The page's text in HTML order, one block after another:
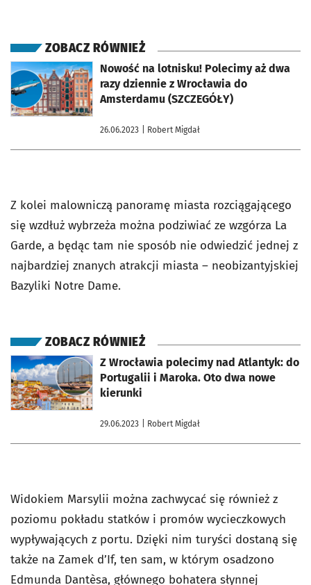
ZOBACZ RÓWNIEŻ
Nowość na lotnisku! Polecimy aż dwa
razy dziennie z Wrocławia do
Amsterdamu (SZCZEGÓŁY)
26.06.2023 | Robert Migdał
otworzy się w nowej karcie
Z kolei malowniczą panoramę miasta rozciągającego
się wzdłuż wybrzeża można podziwiać ze wzgórza La
Garde, a będąc tam nie sposób nie odwiedzić jednej z
najbardziej znanych atrakcji miasta – neobizantyjskiej
Bazyliki Notre Dame.
ZOBACZ RÓWNIEŻ
Z Wrocławia polecimy nad Atlantyk: do
Portugalii i Maroka. Oto dwa nowe
kierunki
29.06.2023 | Robert Migdał
otworzy się w nowej karcie
Widokiem Marsylii można zachwycać się również z
poziomu pokładu statków i promów wycieczkowych
wypływających z portu. Dzięki nim turyści dostaną się
także na Zamek d’If, ten sam, w którym osadzono
Edmunda Dantèsa, głównego bohatera słynnej